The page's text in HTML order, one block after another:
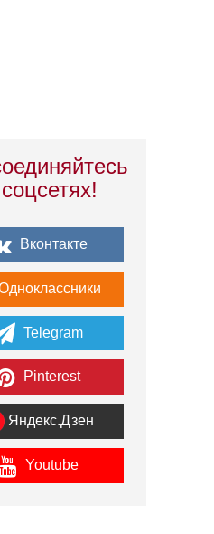
Вконтакте
Telegram
Pinterest
Яндекс.Дзен
Youtube